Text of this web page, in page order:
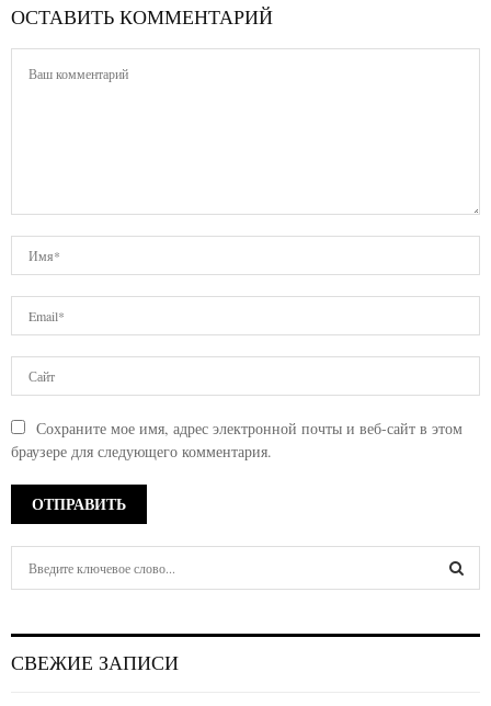
ОСТАВИТЬ КОММЕНТАРИЙ
Сохраните мое имя, адрес электронной почты и веб-сайт в этом
браузере для следующего комментария.
h
СВЕЖИЕ ЗАПИСИ